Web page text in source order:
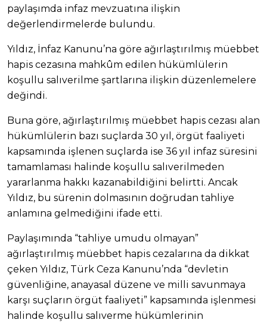
paylaşımda infaz mevzuatına ilişkin
değerlendirmelerde bulundu.
Yıldız, İnfaz Kanunu’na göre ağırlaştırılmış müebbet
hapis cezasına mahkûm edilen hükümlülerin
koşullu salıverilme şartlarına ilişkin düzenlemelere
değindi.
Buna göre, ağırlaştırılmış müebbet hapis cezası alan
hükümlülerin bazı suçlarda 30 yıl, örgüt faaliyeti
kapsamında işlenen suçlarda ise 36 yıl infaz süresini
tamamlaması halinde koşullu salıverilmeden
yararlanma hakkı kazanabildiğini belirtti. Ancak
Yıldız, bu sürenin dolmasının doğrudan tahliye
anlamına gelmediğini ifade etti.
Paylaşımında “tahliye umudu olmayan”
ağırlaştırılmış müebbet hapis cezalarına da dikkat
çeken Yıldız, Türk Ceza Kanunu’nda “devletin
güvenliğine, anayasal düzene ve milli savunmaya
karşı suçların örgüt faaliyeti” kapsamında işlenmesi
halinde koşullu salıverme hükümlerinin